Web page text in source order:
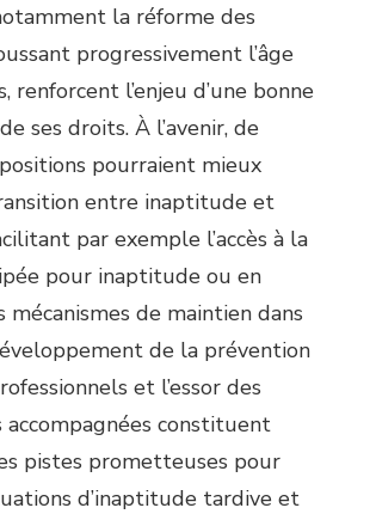
la réforme des
progressivement l’âge
renforcent l’enjeu d’une bonne
ses droits. À l’avenir, de
pourraient mieux
entre inaptitude et
par exemple l’accès à la
pour inaptitude ou en
mécanismes de maintien dans
de la prévention
et l’essor des
accompagnées constituent
pistes prometteuses pour
d’inaptitude tardive et